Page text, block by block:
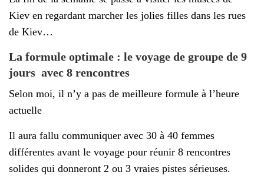
Kiev en regardant marcher les jolies filles dans les rues
de Kiev…
La formule optimale : le voyage de groupe de 9
jours avec 8 rencontres
Selon moi, il n’y a pas de meilleure formule à l’heure
actuelle
Il aura fallu communiquer avec 30 à 40 femmes
différentes avant le voyage pour réunir 8 rencontres
solides qui donneront 2 ou 3 vraies pistes sérieuses.